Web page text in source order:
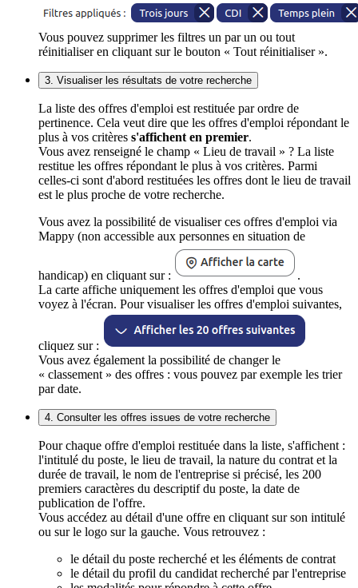
Vous pouvez supprimer les filtres un par un ou tout
réinitialiser en cliquant sur le bouton « Tout réinitialiser ».
3. Visualiser les résultats de votre recherche
La liste des offres d'emploi est restituée par ordre de
pertinence. Cela veut dire que les offres d'emploi répondant le
plus à vos critères s'affichent en premier.
Vous avez renseigné le champ « Lieu de travail » ? La liste
restitue les offres répondant le plus à vos critères. Parmi
celles-ci sont d'abord restituées les offres dont le lieu de travail
est le plus proche de votre recherche.
Vous avez la possibilité de visualiser ces offres d'emploi via
Mappy (non accessible aux personnes en situation de
handicap) en cliquant sur :
.
La carte affiche uniquement les offres d'emploi que vous
voyez à l'écran. Pour visualiser les offres d'emploi suivantes,
cliquez sur :
Vous avez également la possibilité de changer le
« classement » des offres : vous pouvez par exemple les trier
par date.
4. Consulter les offres issues de votre recherche
Pour chaque offre d'emploi restituée dans la liste, s'affichent :
l'intitulé du poste, le lieu de travail, la nature du contrat et la
durée de travail, le nom de l'entreprise si précisé, les 200
premiers caractères du descriptif du poste, la date de
publication de l'offre.
Vous accédez au détail d'une offre en cliquant sur son intitulé
ou sur le logo sur la gauche. Vous retrouvez :
le détail du poste recherché et les éléments de contrat
le détail du profil du candidat recherché par l'entreprise